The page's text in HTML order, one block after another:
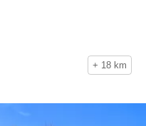
+ 18 km